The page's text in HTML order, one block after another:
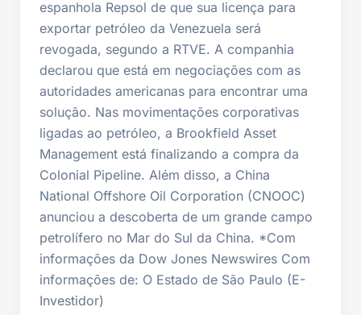
espanhola Repsol de que sua licença para
exportar petróleo da Venezuela será
revogada, segundo a RTVE. A companhia
declarou que está em negociações com as
autoridades americanas para encontrar uma
solução. Nas movimentações corporativas
ligadas ao petróleo, a Brookfield Asset
Management está finalizando a compra da
Colonial Pipeline. Além disso, a China
National Offshore Oil Corporation (CNOOC)
anunciou a descoberta de um grande campo
petrolífero no Mar do Sul da China. *Com
informações da Dow Jones Newswires Com
informações de: O Estado de São Paulo (E-
Investidor)